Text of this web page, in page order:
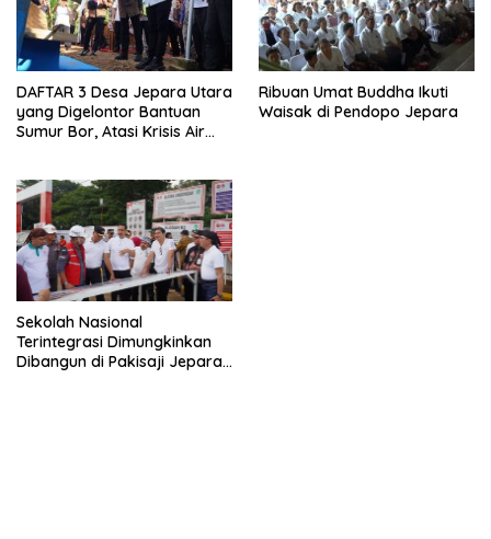
DAFTAR 3 Desa Jepara Utara
yang Digelontor Bantuan
Sumur Bor, Atasi Krisis Air
Ribuan Umat Buddha Ikuti
Waisak di Pendopo Jepara
Sekolah Nasional
Terintegrasi Dimungkinkan
Dibangun di Pakisaji Jepara,